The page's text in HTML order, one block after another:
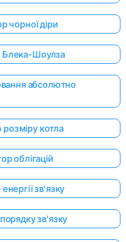
чорної діри
Блека-Шоулза
абсолютно
котла
облігацій
зв'язку
зв'язку